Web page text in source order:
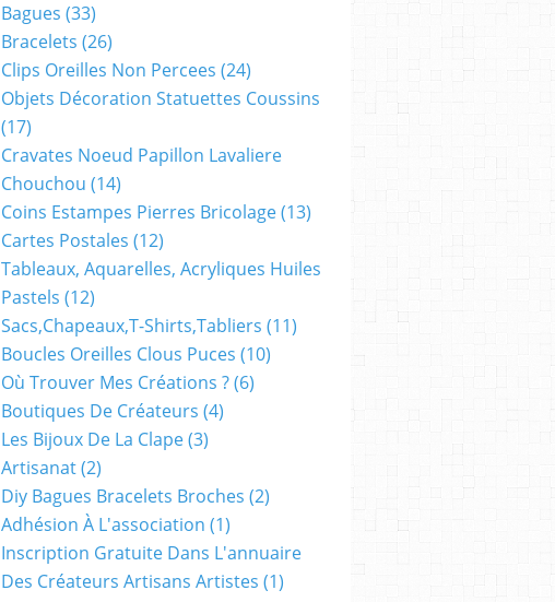
Bagues (33)
Bracelets (26)
Clips Oreilles Non Percees (24)
Objets Décoration Statuettes Coussins
(17)
Cravates Noeud Papillon Lavaliere
Chouchou (14)
Coins Estampes Pierres Bricolage(13)
Cartes Postales (12)
Tableaux, Aquarelles, Acryliques Huiles
Pastels (12)
Sacs,chapeaux,t-Shirts,tabliers (11)
Boucles Oreilles Clous Puces (10)
Où Trouver Mes Créations ?(6)
Boutiques De Créateurs (4)
Les Bijoux De La Clape(3)
Artisanat(2)
Diy Bagues Bracelets Broches (2)
Adhésion À L'association (1)
Inscription Gratuite Dans L'annuaire
Des Créateurs Artisans Artistes (1)